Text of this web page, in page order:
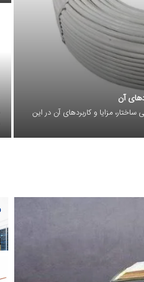
آن
مزایا و کاربردهای آن در این